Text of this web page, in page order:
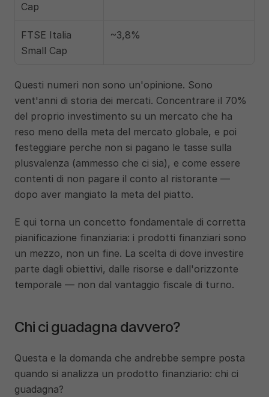
Cap
FTSE Italia
Small Cap
~3,8%
Questi numeri non sono un'opinione. Sono
vent'anni di storia dei mercati. Concentrare il 70%
del proprio investimento su un mercato che ha
reso meno della meta del mercato globale, e poi
festeggiare perche non si pagano le tasse sulla
plusvalenza (ammesso che ci sia), e come essere
contenti di non pagare il conto al ristorante —
dopo aver mangiato la meta del piatto.
E qui torna un concetto fondamentale di corretta
pianificazione finanziaria: i prodotti finanziari sono
un mezzo, non un fine. La scelta di dove investire
parte dagli obiettivi, dalle risorse e dall'orizzonte
temporale — non dal vantaggio fiscale di turno.
Chi ci guadagna davvero?
Questa e la domanda che andrebbe sempre posta
quando si analizza un prodotto finanziario: chi ci
guadagna?